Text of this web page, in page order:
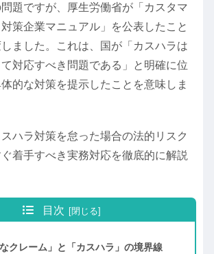
題ですが、厚生労働省が「カスタマ
策企業マニュアル」を公表したこと
ました。これは、国が「カスハラは
対応すべき問題である」と明確に位
的な対策を提示したことを意味しま
ハラ対策を怠った場合の法的リスク
着手すべき実務対応を徹底的に解説
目次
なクレーム」と「カスハラ」の境界線